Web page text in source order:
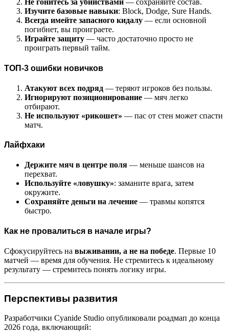
Не гонитесь за убийствами — сохраняйте состав.
Изучите базовые навыки: Block, Dodge, Sure Hands.
Всегда имейте запасного кидалу — если основной
погибнет, вы проиграете.
Играйте защиту — часто достаточно просто не
проиграть первый тайм.
ТОП-3 ошибки новичков
Атакуют всех подряд — теряют игроков без пользы.
Игнорируют позиционирование — мяч легко
отбирают.
Не используют «рикошет» — пас от стен может спасти
матч.
Лайфхаки
Держите мяч в центре поля — меньше шансов на
перехват.
Используйте «ловушку»: заманите врага, затем
окружите.
Сохраняйте деньги на лечение — травмы копятся
быстро.
Как не провалиться в начале игры?
Сфокусируйтесь на выживании, а не на победе. Первые 10
матчей — время для обучения. Не стремитесь к идеальному
результату — стремитесь понять логику игры.
Перспективы развития
Разработчики Cyanide Studio опубликовали роадмап до конца
2026 года, включающий: